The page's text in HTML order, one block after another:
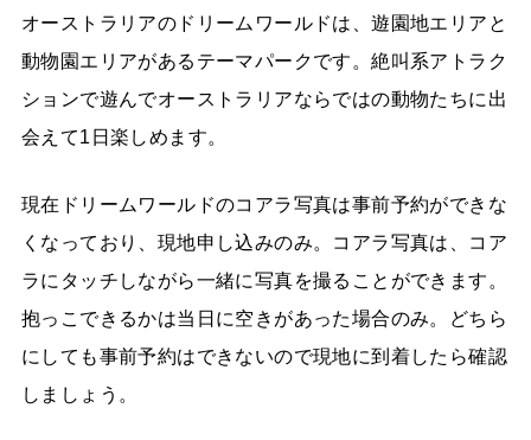
オーストラリアのドリームワールドは、遊園地エリアと
動物園エリアがあるテーマパークです。絶叫系アトラク
ションで遊んでオーストラリアならではの動物たちに出
会えて1日楽しめます。
現在ドリームワールドのコアラ写真は事前予約ができな
くなっており、現地申し込みのみ。コアラ写真は、コア
ラにタッチしながら一緒に写真を撮ることができます。
抱っこできるかは当日に空きがあった場合のみ。どちら
にしても事前予約はできないので現地に到着したら確認
しましょう。